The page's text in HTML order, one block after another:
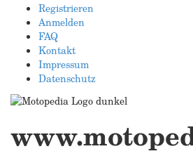
Registrieren
Anmelden
FAQ
Kontakt
Impressum
Datenschutz